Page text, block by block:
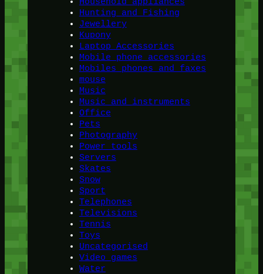
Hunting and Fishing
Jewellery
Kupony
Laptop Accessories
Mobile phone accessories
Mobiles phones and faxes
mouse
Music
Music and instruments
Office
Pets
Photography
Power tools
Servers
Skates
Snow
Sport
Telephones
Televisions
Tennis
Toys
Uncategorised
Video games
Water